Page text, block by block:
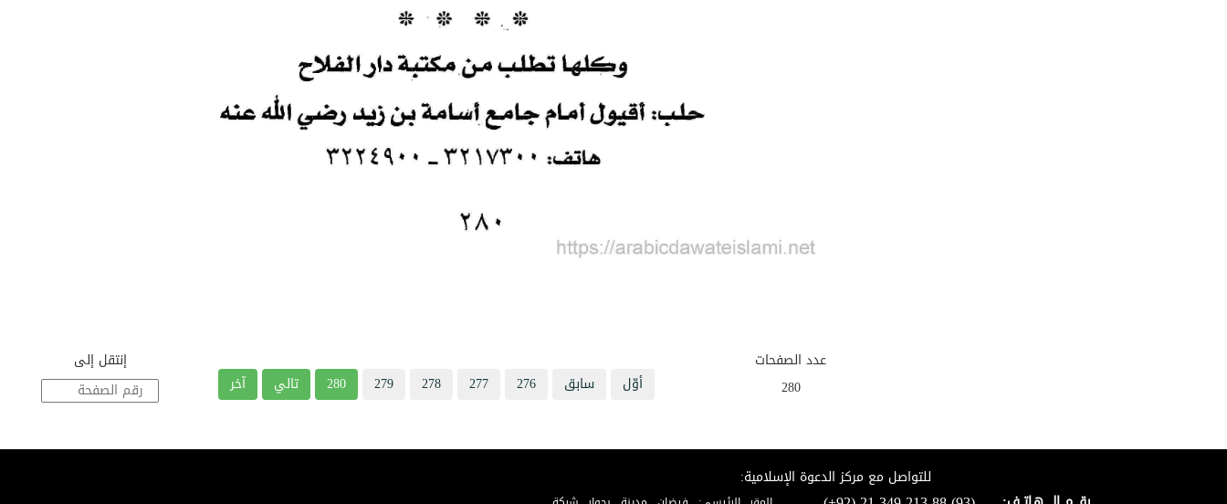
إنتقل إلى
أوّل
سابق 276
277
278
279
280 تالي آخر
عدد الصفحات
280
للتواصل مع مركز الدعوة الإسلامية: